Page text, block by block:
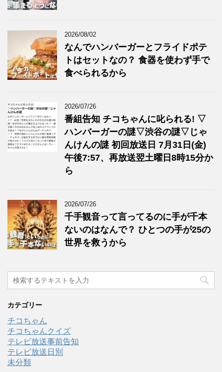
2026/08/02
なんでハンバーガーとフライドポテ
トはセットなの？ 食器を使わず手で
食べられるから
2026/07/26
番組告知 チコちゃんに叱られる! ▽
ハンバーガーの謎▽渋谷の謎▽じゃ
んけんの謎 初回放送日 7月31日(金)
午後7:57、再放送翌土曜日8時15分か
ら
2026/07/26
千手観音って言ってるのに手が千本
ないのはなんで？ ひとつの手が25の
世界を救うから
カテゴリー
チコちゃん
チコちゃんクイズ
テレビ放送事前告知
テレビ放送日別
未分類